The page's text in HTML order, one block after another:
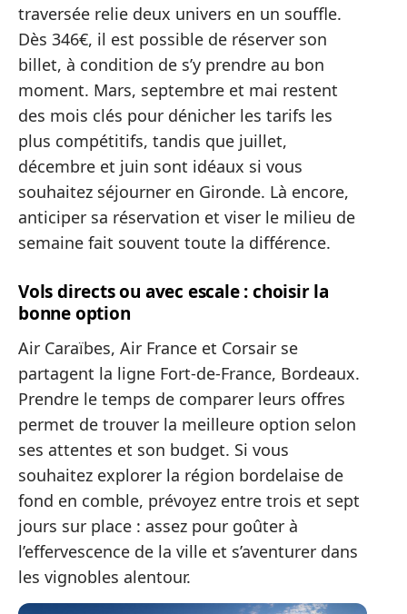
traversée relie deux univers en un souffle.
Dès 346€, il est possible de réserver son
billet, à condition de s’y prendre au bon
moment. Mars, septembre et mai restent
des mois clés pour dénicher les tarifs les
plus compétitifs, tandis que juillet,
décembre et juin sont idéaux si vous
souhaitez séjourner en Gironde. Là encore,
anticiper sa réservation et viser le milieu de
semaine fait souvent toute la différence.
Vols directs ou avec escale : choisir la
bonne option
Air Caraïbes, Air France et Corsair se
partagent la ligne Fort-de-France, Bordeaux.
Prendre le temps de comparer leurs offres
permet de trouver la meilleure option selon
ses attentes et son budget. Si vous
souhaitez explorer la région bordelaise de
fond en comble, prévoyez entre trois et sept
jours sur place : assez pour goûter à
l’effervescence de la ville et s’aventurer dans
les vignobles alentour.